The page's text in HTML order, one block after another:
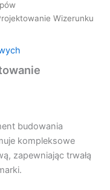
Wizerunku
budowania
kompleksowe
zapewniając trwałą